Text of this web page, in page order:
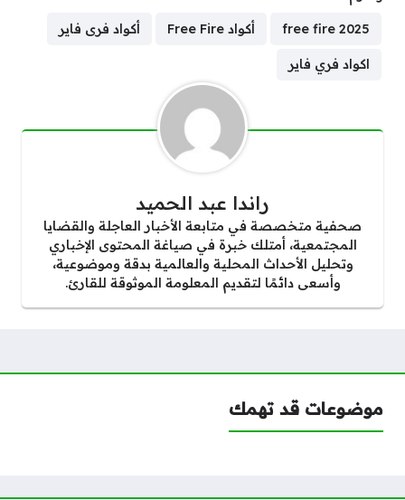
2025 free fire أكواد Free Fire أكواد فرى فاير
اكواد فري فاير
راندا عبد الحميد
صحفية متخصصة في متابعة الأخبار العاجلة والقضايا
المجتمعية، أمتلك خبرة في صياغة المحتوى الإخباري
وتحليل الأحداث المحلية والعالمية بدقة وموضوعية،
وأسعى دائمًا لتقديم المعلومة الموثوقة للقارئ.
موضوعات قد تهمك